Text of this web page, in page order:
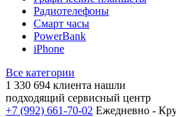
Радиотелефоны
Смарт часы
PowerBank
iPhone
Все категории
1 330 694 клиента нашли
подходящий сервисный центр
+7 (992) 661-70-02 Ежедневно -